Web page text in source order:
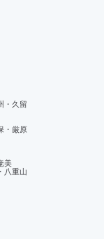
・久留
・厳原
美
八重山